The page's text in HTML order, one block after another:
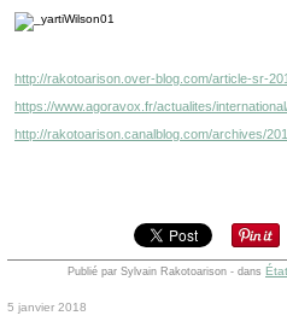
http://rakotoarison.over-blog.com/article-sr-
https://www.agoravox.fr/actualites/
http://rakotoarison.canalblog.com/archives/
Publié par Sylvain Rakotoarison - dans
5 janvier 2018